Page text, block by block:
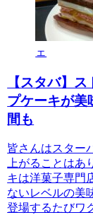
ェ
【スタバ】
プケーキが美
間も
皆さんはスター
上がることはあ
キは洋菓子専門
ないレベルの美
登場するたびワ